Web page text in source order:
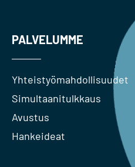
PALVELUMME
Yhteistyömahdollisuudet
Simultaanitulkkaus
Avustus
Hankeideat